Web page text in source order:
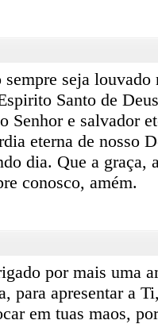
seja
Santo de
Senhor e salvador
eterna de nosso
dia. Que a graça,
conosco, amém.
por mais uma
para apresentar a
em tuas maos,